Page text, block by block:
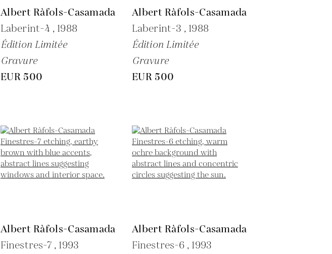
Albert Ràfols-Casamada
Laberint-4 , 1988
Édition Limitée
Gravure
EUR 500
Albert Ràfols-Casamada
Laberint-3 , 1988
Édition Limitée
Gravure
EUR 500
Albert Ràfols-Casamada
Finestres-7 , 1993
Albert Ràfols-Casamada
Finestres-6 , 1993